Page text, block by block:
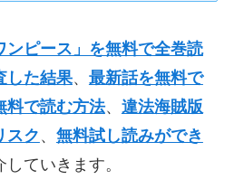
ンピース」を無料で全巻読
した結果、 最新話を無料で
料で読む方法、 違法海賊版
スク 、 無料試し読みができ
ていきます。